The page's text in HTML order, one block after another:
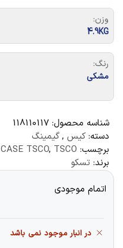
وزن:
4.9KG
رنگ:
مشکی
شناسه محصول: 118110117
دسته:کیس ,گیمینگ
برچسب:
CASE TSCO, TSCO
برند: تسکو
اتمام موجودی
در انبار موجود نمی باشد